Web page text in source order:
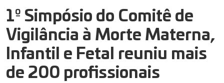
1º Simpósio do Comitê de
Vigilância à Morte Materna,
Infantil e Fetal reuniu mais
de 200 profissionais